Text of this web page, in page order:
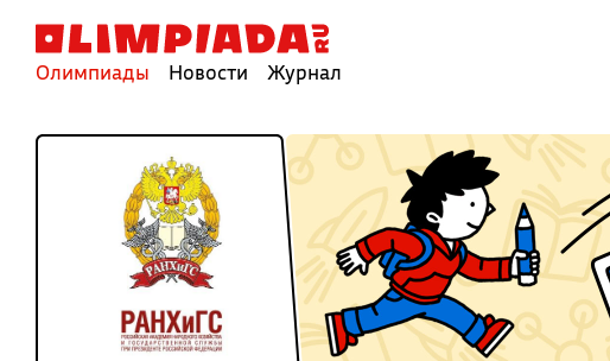
Олимпиады Новости Журнал